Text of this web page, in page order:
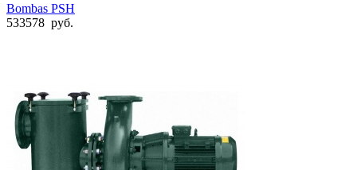
Bombas PSH
533578 руб.